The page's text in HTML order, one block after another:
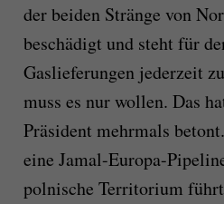
der beiden Stränge von
beschädigt und steht für
Gaslieferungen jederzeit
muss es nur wollen. Das
Präsident mehrmals
eine Jamal-Europa-
polnische Territorium